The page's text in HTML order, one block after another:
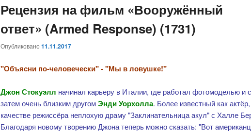
Рецензия на фильм «Вооружённый
ответ» (Armed Response) (1731)
Опубликовано11.11.2017
"Объясни по-человечески" - "Мы в ловушке!"
Джон Стокуэлл начинал карьеру в Италии, где работал фотомоделью и
затем очень близким другомЭнди Уорхолла. Более известный как
качестве режиссёра неплохую драму "Заклинательница акул" с Халле
Благодаря новому творению Джона теперь можно сказать: "Вот